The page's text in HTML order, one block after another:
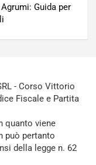
Guida per
- Corso Vittorio
Fiscale e Partita
quanto viene
può pertanto
della legge n. 62